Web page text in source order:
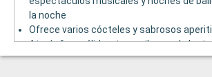
la noche
Ofrece varios cócteles y sabrosos
Atmósfera cálida y tranquila para la
diurna con biblioteca multilingüe